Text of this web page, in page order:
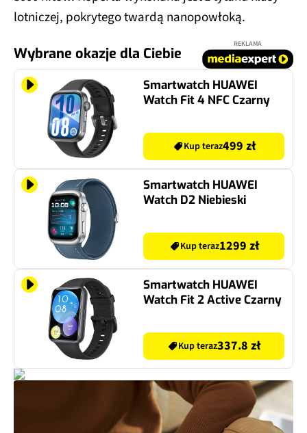
lotniczej, pokrytego twardą nanopowłoką.
Wybrane okazje dla Ciebie
REKLAMA
Smartwatch HUAWEI
Watch Fit 4 NFC Czarny
Kup teraz499 zł
Smartwatch HUAWEI
Watch D2 Niebieski
Kup teraz1299 zł
Smartwatch HUAWEI
Watch Fit 2 Active Czarny
Kup teraz337.8 zł